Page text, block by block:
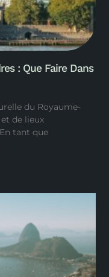
: Que Faire Dans
du Royaume-
de lieux
tant que